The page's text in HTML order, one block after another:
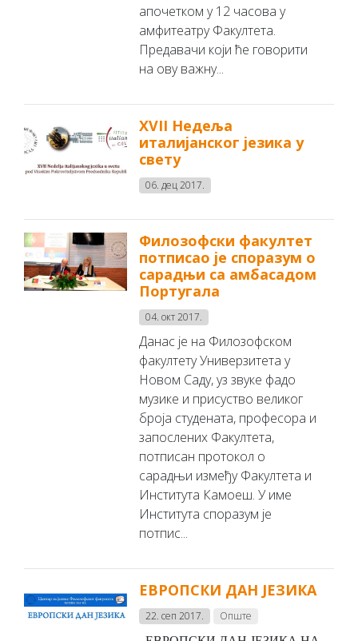
апочетком у 12 часова у
амфитеатру Факултета.
Предавачи који ће говорити
на ову важну...
XVII Недеља
италијанског језика у
свету
06. дец 2017.
Филозофски факултет
потписао је споразум о
сарадњи са амбасадом
Португала
04. окт 2017.
Данас је на Филозофском
факултету Универзитета у
Новом Саду, уз звуке фадо
музике и присуство великог
броја студената, професора и
запослених Факултета,
потписан протокол о
сарадњи између Факултета и
Института Камоеш. У име
Института споразум је
потпис...
ЕВРОПСКИ ДАН ЈЕЗИКА
22. сеп 2017.
Опште